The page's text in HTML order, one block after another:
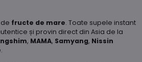
fructe de mare. Toate supele instant
și provin direct din Asia de la
, MAMA, Samyang, Nissin